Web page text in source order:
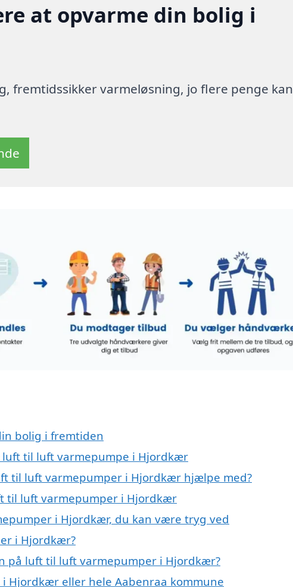
at opvarme din bolig i
fremtidssikker varmeløsning, jo flere penge kan
bolig i fremtiden
til luft varmepumpe i Hjordkær
til luft varmepumper i Hjordkær hjælpe med?
til luft varmepumper i Hjordkær
i Hjordkær, du kan være tryg ved
i Hjordkær?
på luft til luft varmepumper i Hjordkær?
Hjordkær eller hele Aabenraa kommune